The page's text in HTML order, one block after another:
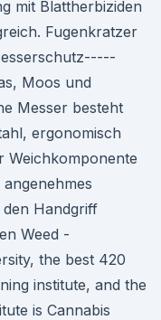
mit Blattherbiziden
Fugenkratzer
Moos und
Messer besteht
ergonomisch
Weichkomponente
Handgriff
Weed -
the best 420
institute, and the
is Cannabis